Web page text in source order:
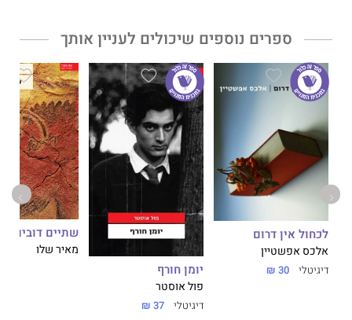
ספרים נוספים שיכולים לעניין אותך
לכחול אין דרום
אלכס אפשטיין
דיגיטלי 30 ₪ יומן חורף
פול אוסטר
דיגיטלי 37 ₪
שתיים דובים
מאיר שלו